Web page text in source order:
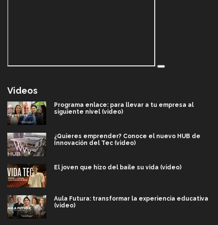
Videos
Programa enlace: para llevar a tu empresa al
siguiente nivel (video)
¿Quieres emprender? Conoce el nuevo HUB de
Innovación del Tec (video)
El joven que hizo del baile su vida (video)
Aula Futura: transformar la experiencia educativa
(video)